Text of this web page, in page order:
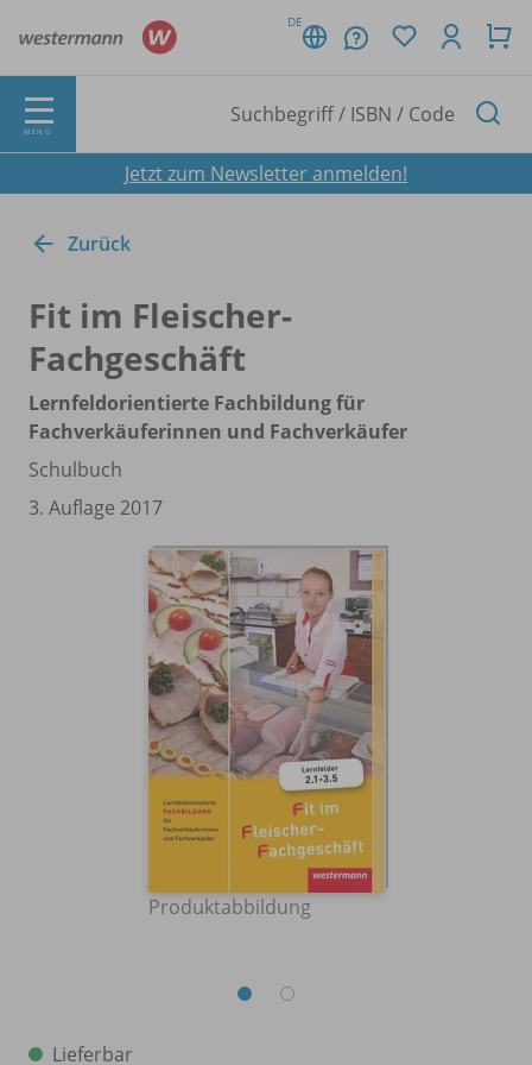
DE
MENÜ
Jetzt zum Newsletter anmelden!
Zurück
Fit im Fleischer-
Fachgeschäft
Lernfeldorientierte Fachbildung für
Fachverkäuferinnen und Fachverkäufer
Schulbuch
3. Auflage 2017
Produktabbildung
Lieferbar